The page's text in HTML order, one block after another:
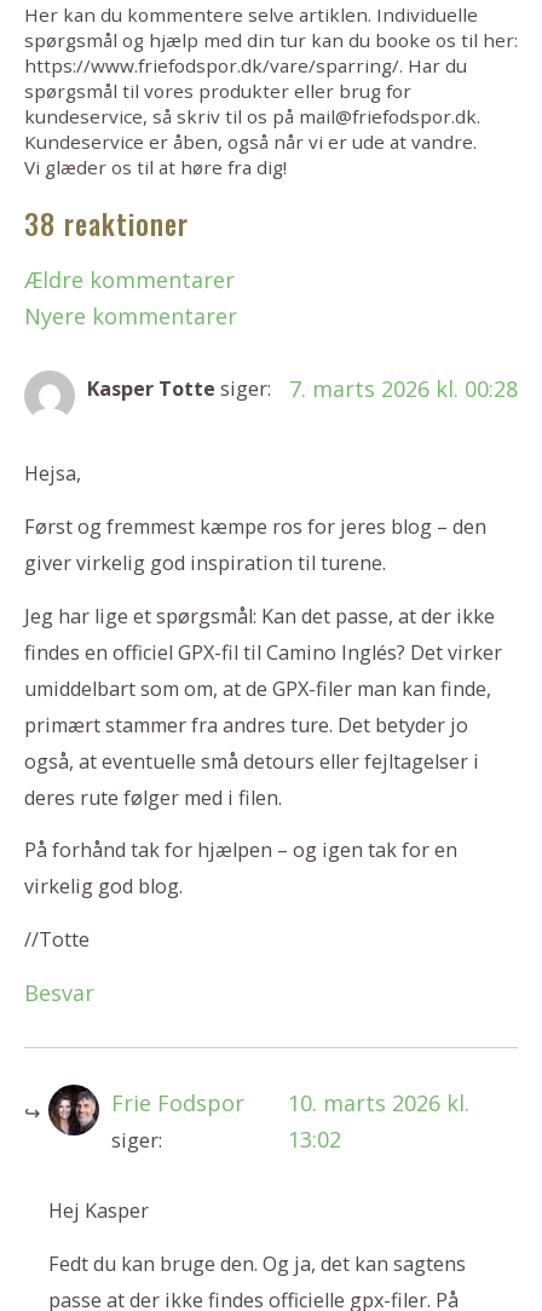
Her kan du kommentere selve artiklen. Individuelle
spørgsmål og hjælp med din tur kan du booke os til her:
https://www.friefodspor.dk/vare/sparring/. Har du
spørgsmål til vores produkter eller brug for
kundeservice, så skriv til os på mail@friefodspor.dk.
Kundeservice er åben, også når vi er ude at vandre.
Vi glæder os til at høre fra dig!
38 reaktioner
Ældre kommentarer
Nyere kommentarer
Kasper Totte siger: 7. marts 2026 kl. 00:28
Hejsa,
Først og fremmest kæmpe ros for jeres blog – den
giver virkelig god inspiration til turene.
Jeg har lige et spørgsmål: Kan det passe, at der ikke
findes en officiel GPX-fil til Camino Inglés? Det virker
umiddelbart som om, at de GPX-filer man kan finde,
primært stammer fra andres ture. Det betyder jo
også, at eventuelle små detours eller fejltagelser i
deres rute følger med i filen.
På forhånd tak for hjælpen – og igen tak for en
virkelig god blog.
//Totte
Besvar
Frie Fodspor
siger:
10. marts 2026 kl.
13:02
Hej Kasper
Fedt du kan bruge den. Og ja, det kan sagtens
passe at der ikke findes officielle gpx-filer. På